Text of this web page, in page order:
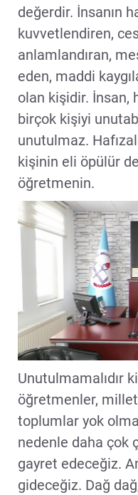
değerdir. İnsanın
kuvvetlendiren,
anlamlandıran,
eden, maddi
olan kişidir. İnsan,
birçok kişiyi
unutulmaz.
kişinin eli öpülür
öğretmenin.
Unutulmamalıdır
öğretmenler,
toplumlar yok
nedenle daha çok
gayret edeceğiz.
gideceğiz. Dağ